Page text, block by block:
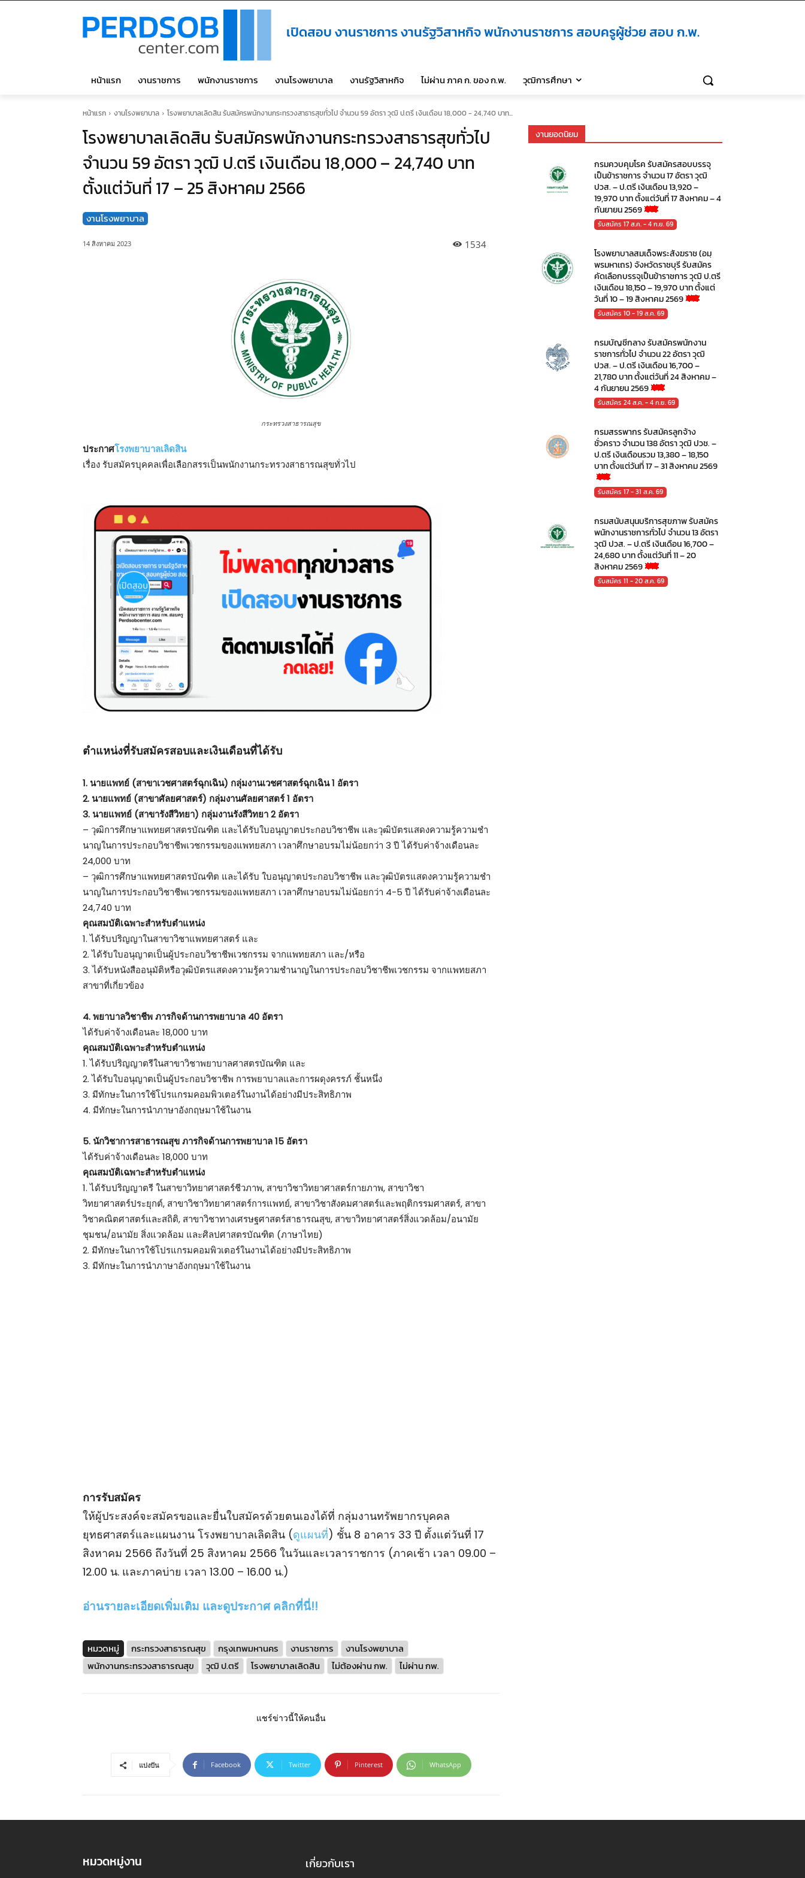
เปิดสอบ งานราชการ งานรัฐวิสาหกิจ พนักงานราชการ สอบครูผู้ช่วย สอบ ก.พ.
หน้าแรก งานราชการ พนักงานราชการ งานโรงพยาบาล งานรัฐวิสาหกิจ ไม่ผ่าน ภาค ก. ของ ก.พ. วุฒิการศึกษา
หน้าแรก งานโรงพยาบาล โรงพยาบาลเลิดสิน รับสมัครพนักงานกระทรวงสาธารสุขทั่วไป จำนวน 59 อัตรา วุฒิ ป.ตรี เงินเดือน 18,000 - 24,740 บาท...
โรงพยาบาลเลิดสิน รับสมัครพนักงานกระทรวงสาธารสุขทั่วไป
จำนวน 59 อัตรา วุฒิ ป.ตรี เงินเดือน 18,000 – 24,740 บาท
ตั้งแต่วันที่ 17 – 25 สิงหาคม 2566
งานโรงพยาบาล
14 สิงหาคม 2023 1534
กระทรวงสาธารณสุข
ประกาศโรงพยาบาลเลิดสิน
เรื่อง รับสมัครบุคคลเพื่อเลือกสรรเป็นพนักงานกระทรวงสาธารณสุขทั่วไป
ตําแหน่งที่รับสมัครสอบและเงินเดือนที่ได้รับ
1. นายแพทย์ (สาขาเวชศาสตร์ฉุกเฉิน) กลุ่มงานเวชศาสตร์ฉุกเฉิน 1 อัตรา
2. นายแพทย์ (สาขาศัลยศาสตร์) กลุ่มงานศัลยศาสตร์ 1 อัตรา
3. นายแพทย์ (สาขารังสีวิทยา) กลุ่มงานรังสีวิทยา 2 อัตรา
– วุฒิการศึกษาแพทยศาสตรบัณฑิต และได้รับใบอนุญาตประกอบวิชาชีพ และวุฒิบัตรแสดงความรู้ความชํา
นาญในการประกอบวิชาชีพเวชกรรมของแพทยสภา เวลาศึกษาอบรมไม่น้อยกว่า 3 ปี ได้รับค่าจ้างเดือนละ
24,000 บาท
– วุฒิการศึกษาแพทยศาสตรบัณฑิต และได้รับ ใบอนุญาตประกอบวิชาชีพ และวุฒิบัตรแสดงความรู้ความชํา
นาญในการประกอบวิชาชีพเวชกรรมของแพทยสภา เวลาศึกษาอบรมไม่น้อยกว่า 4-5 ปี ได้รับค่าจ้างเดือนละ
24,740 บาท
คุณสมบัติเฉพาะสำหรับตำแหน่ง
1. ได้รับปริญญาในสาขาวิชาแพทยศาสตร์ และ
2. ได้รับใบอนุญาตเป็นผู้ประกอบวิชาชีพเวชกรรม จากแพทยสภา และ/หรือ
3. ได้รับหนังสืออนุมัติหรือวุฒิบัตรแสดงความรู้ความชำนาญในการประกอบวิชาชีพเวชกรรม จากแพทยสภา
สาขาที่เกี่ยวข้อง
4. พยาบาลวิชาชีพ ภารกิจด้านการพยาบาล 40 อัตรา
ได้รับค่าจ้างเดือนละ 18,000 บาท
คุณสมบัติเฉพาะสำหรับตำแหน่ง
1. ได้รับปริญญาตรีในสาขาวิชาพยาบาลศาสตรบัณฑิต และ
2. ได้รับใบอนุญาตเป็นผู้ประกอบวิชาชีพ การพยาบาลและการผดุงครรภ์ ชั้นหนึ่ง
3. มีทักษะในการใช้โปรแกรมคอมพิวเตอร์ในงานได้อย่างมีประสิทธิภาพ
4. มีทักษะในการนำภาษาอังกฤษมาใช้ในงาน
5. นักวิชาการสาธารณสุข ภารกิจด้านการพยาบาล 15 อัตรา
ได้รับค่าจ้างเดือนละ 18,000 บาท
คุณสมบัติเฉพาะสำหรับตำแหน่ง
1. ได้รับปริญญาตรี ในสาขาวิทยาศาสตร์ชีวภาพ, สาขาวิชาวิทยาศาสตร์กายภาพ, สาขาวิชา
วิทยาศาสตร์ประยุกต์, สาขาวิชาวิทยาศาสตร์การแพทย์, สาขาวิชาสังคมศาสตร์และพฤติกรรมศาสตร์, สาขา
วิชาคณิตศาสตร์และสถิติ, สาขาวิชาทางเศรษฐศาสตร์สาธารณสุข, สาขาวิทยาศาสตร์สิ่งแวดล้อม/อนามัย
ชุมชน/อนามัย สิ่งแวดล้อม และศิลปศาสตรบัณฑิต (ภาษาไทย)
2. มีทักษะในการใช้โปรแกรมคอมพิวเตอร์ในงานได้อย่างมีประสิทธิภาพ
3. มีทักษะในการนำภาษาอังกฤษมาใช้ในงาน
การรับสมัคร
ให้ผู้ประสงค์จะสมัครขอและยื่นใบสมัครด้วยตนเองได้ที่ กลุ่มงานทรัพยากรบุคคล
ยุทธศาสตร์และแผนงาน โรงพยาบาลเลิดสิน (ดูแผนที่) ชั้น 8 อาคาร 33 ปี ตั้งแต่วันที่ 17
สิงหาคม 2566 ถึงวันที่ 25 สิงหาคม 2566 ในวันและเวลาราชการ (ภาคเช้า เวลา 09.00 –
12.00 น. และภาคบ่าย เวลา 13.00 – 16.00 น.)
อ่านรายละเอียดเพิ่มเติม และดูประกาศ คลิกที่นี่!!
หมวดหมู่ กระทรวงสาธารณสุข กรุงเทพมหานคร งานราชการ
งานโรงพยาบาล
พนักงานกระทรวงสาธารณสุข
วุฒิ ป.ตรี โรงพยาบาลเลิดสิน ไม่ต้องผ่าน กพ. ไม่ผ่าน กพ.
แชร์ข่าวนี้ให้คนอื่น
แบ่งปัน Facebook Twitter Pinterest WhatsApp
งานยอดนิยม
กรมควบคุมโรค รับสมัครสอบบรรจุ
เป็นข้าราชการ จำนวน 17 อัตรา วุฒิ
ปวส. – ป.ตรี เงินเดือน 13,920 –
19,970 บาท ตั้งแต่วันที่ 17 สิงหาคม – 4
กันยายน 2569
รับสมัคร 17 ส.ค. - 4 ก.ย. 69
โรงพยาบาลสมเด็จพระสังฆราช (อมฺ
พรมหาเถร) จังหวัดราชบุรี รับสมัคร
คัดเลือกบรรจุเป็นข้าราชการ วุฒิ ป.ตรี
เงินเดือน 18,150 – 19,970 บาท ตั้งแต่
วันที่ 10 – 19 สิงหาคม 2569
รับสมัคร 10 - 19 ส.ค. 69
กรมบัญชีกลาง รับสมัครพนักงาน
ราชการทั่วไป จำนวน 22 อัตรา วุฒิ
ปวส. – ป.ตรี เงินเดือน 16,700 –
21,780 บาท ตั้งแต่วันที่ 24 สิงหาคม –
4 กันยายน 2569
รับสมัคร 24 ส.ค. - 4 ก.ย. 69
กรมสรรพากร รับสมัครลูกจ้าง
ชั่วคราว จำนวน 138 อัตรา วุฒิ ปวช. –
ป.ตรี เงินเดือนรวม 13,380 – 18,150
บาท ตั้งแต่วันที่ 17 – 31 สิงหาคม 2569
รับสมัคร 17 - 31 ส.ค. 69
กรมสนับสนุนบริการสุขภาพ รับสมัคร
พนักงานราชการทั่วไป จำนวน 13 อัตรา
วุฒิ ปวส. – ป.ตรี เงินเดือน 16,700 –
24,680 บาท ตั้งแต่วันที่ 11 – 20
สิงหาคม 2569
รับสมัคร 11 - 20 ส.ค. 69
หมวดหมู่งาน เกี่ยวกับเรา